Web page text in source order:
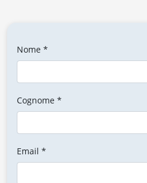
Nome *
Cognome *
Email *